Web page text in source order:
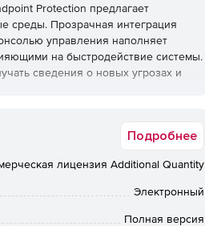
Protection предлагает
среды. Прозрачная интеграция
управления наполняет
на быстродействие системы.
сведения о новых угрозах и
безопасности практически
вредоносный код даже в случае
Подробнее
лицензия Additional Quantity
Электронный
Полная версия